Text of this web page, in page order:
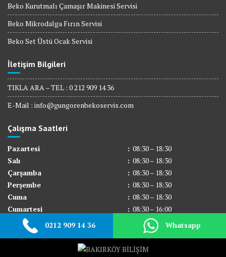
Beko Kurutmalı Çamaşır Makinesi Servisi
Beko Mikrodalga Fırın Servisi
Beko Set Üstü Ocak Servisi
İletişim Bilgileri
TIKLA ARA – TEL : 0 212 909 14 36
E-Mail : info@gungorenbekoservis.com
Çalışma Saatleri
Pazartesi : 08:30 – 18:30
Salı
: 08:30 – 18:30
Çarşamba
: 08:30 – 18:30
Perşembe
: 08:30 – 18:30
Cuma
: 08:30 – 18:30
Cumartesi
: 08:30 – 16:00
Pazar
Kapalı
0212 909 14 36 Whatsapp